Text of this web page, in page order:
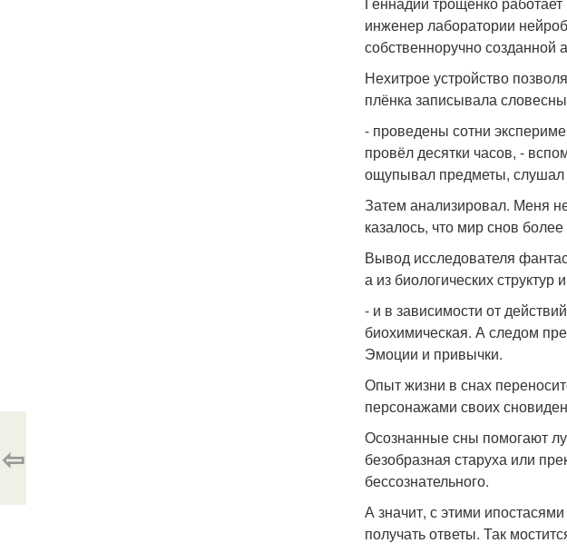
инженер лаборатории
собственноручно созданной
Нехитрое устройство
плёнка записывала
- проведены сотни
провёл десятки часов, -
ощупывал предметы, слушал
Затем анализировал. Меня
казалось, что мир снов
Вывод исследователя
а из биологических
- и в зависимости от
биохимическая. А следом
Эмоции и привычки.
Опыт жизни в снах
персонажами своих
Осознанные сны помогают
безобразная старуха или
бессознательного.
А значит, с этими
получать ответы. Так
⇦